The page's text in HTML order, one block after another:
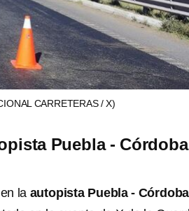
CARRETERAS / X)
Puebla - Córdoba
la autopista Puebla - Córdoba